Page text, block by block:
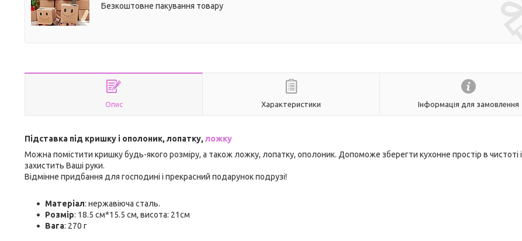
Безкоштовне пакування товару
Опис Характеристики Інформація для замовлення
Підставка під кришку і ополоник, лопатку, ложку
Можна помістити кришку будь-якого розміру, а також ложку, лопатку, ополоник. Допоможе зберегти кухонне простір в чистоті і
захистить Ваші руки.
Відмінне придбання для господині і прекрасний подарунок подрузі!
Матеріал: нержавіюча сталь.
Розмір: 18.5 см*15.5 см, висота: 21см
Вага: 270 г